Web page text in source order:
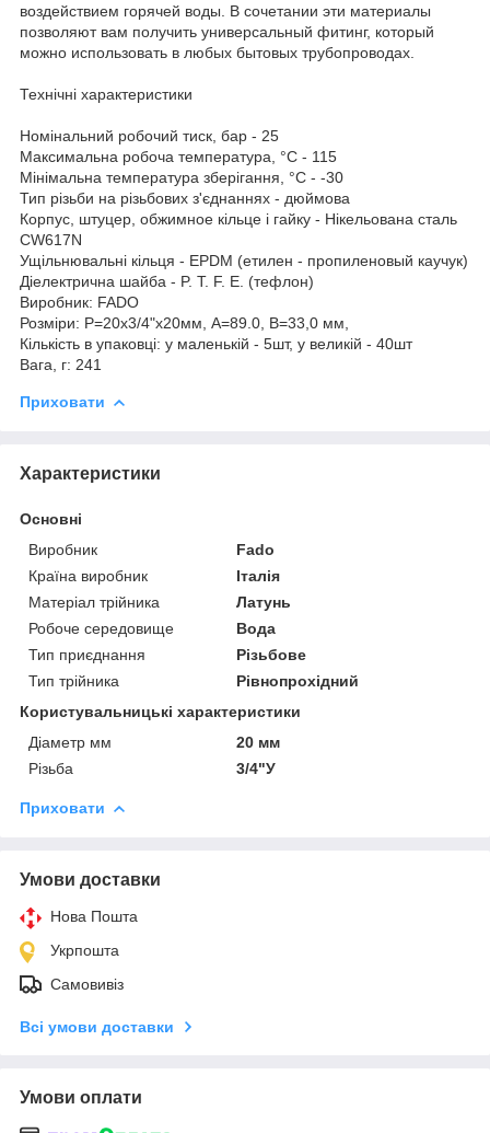
воздействием горячей воды. В сочетании эти материалы
позволяют вам получить универсальный фитинг, который
можно использовать в любых бытовых трубопроводах.
Технічні характеристики
Номінальний робочий тиск, бар - 25
Максимальна робоча температура, °С - 115
Мінімальна температура зберігання, °С - -30
Тип різьби на різьбових з'єднаннях - дюймова
Корпус, штуцер, обжимное кільце і гайку - Нікельована сталь
CW617N
Ущільнювальні кільця - EPDM (етилен - пропиленовый каучук)
Діелектрична шайба - P. T. F. E. (тефлон)
Виробник: FADO
Розміри: Р=20х3/4"х20мм, А=89.0, В=33,0 мм,
Кількість в упаковці: у маленькій - 5шт, у великій - 40шт
Вага, г: 241
Приховати
Характеристики
Основні
Виробник
Fado
Країна виробник
Італія
Матеріал трійника
Латунь
Робоче середовище
Вода
Тип приєднання
Різьбове
Тип трійника
Рівнопрохідний
Користувальницькі характеристики
Діаметр мм
20 мм
Різьба
3/4"У
Приховати
Умови доставки
Нова Пошта
Укрпошта
Самовивіз
Всі умови доставки
Умови оплати